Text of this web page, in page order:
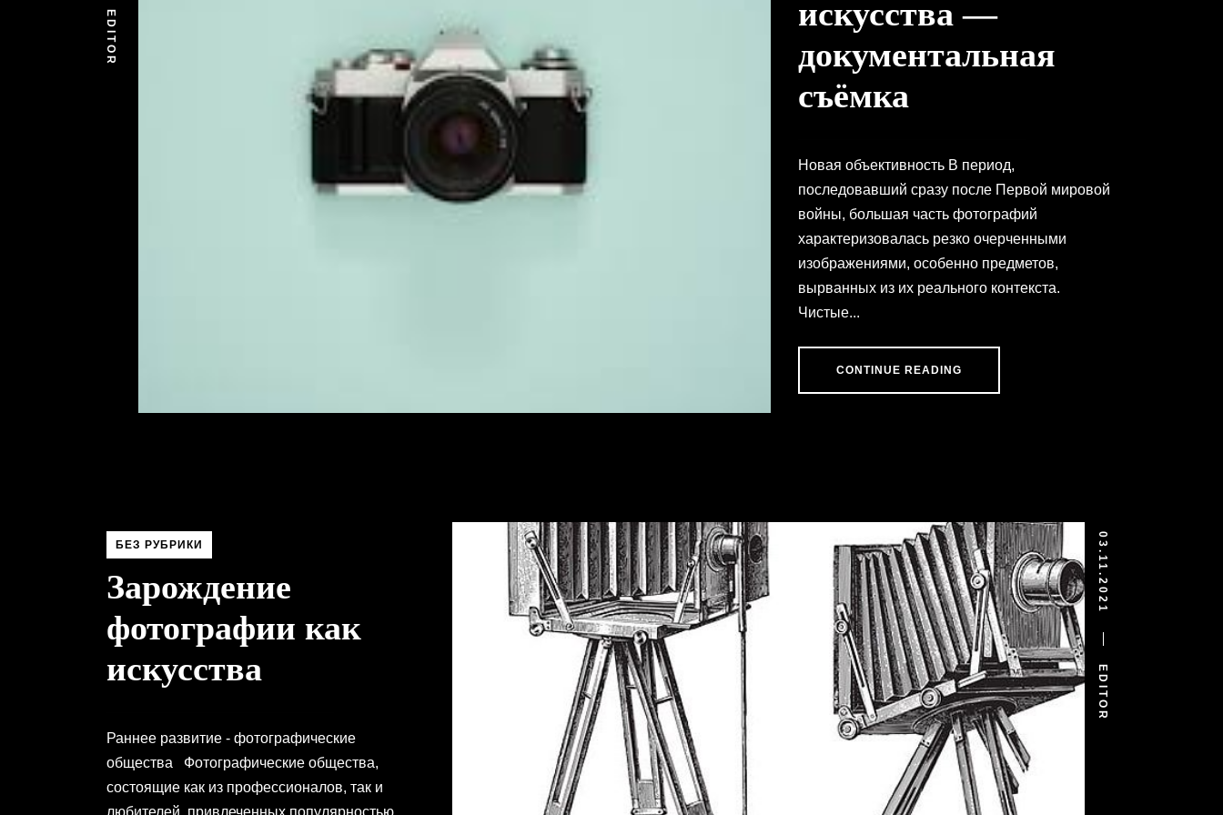
EDITOR
искусства —
документальная
съёмка
Новая объективность В период,
последовавший сразу после Первой мировой
войны, большая часть фотографий
характеризовалась резко очерченными
изображениями, особенно предметов,
вырванных из их реального контекста.
Чистые...
CONTINUE READING
03.11.2021
EDITOR
БЕЗ РУБРИКИ
Зарождение
фотографии как
искусства
Раннее развитие - фотографические
общества Фотографические общества,
состоящие как из профессионалов, так и
любителей, привлеченных популярностью